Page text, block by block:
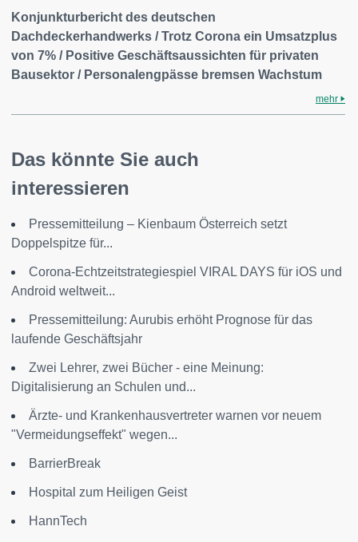
Konjunkturbericht des deutschen
Dachdeckerhandwerks / Trotz Corona ein Umsatzplus
von 7% / Positive Geschäftsaussichten für privaten
Bausektor / Personalengpässe bremsen Wachstum
mehr
Das könnte Sie auch
interessieren
Pressemitteilung – Kienbaum Österreich setzt
Doppelspitze für...
Corona-Echtzeitstrategiespiel VIRAL DAYS für iOS und
Android weltweit...
Pressemitteilung: Aurubis erhöht Prognose für das
laufende Geschäftsjahr
Zwei Lehrer, zwei Bücher - eine Meinung:
Digitalisierung an Schulen und...
Ärzte- und Krankenhausvertreter warnen vor neuem
"Vermeidungseffekt" wegen...
BarrierBreak
Hospital zum Heiligen Geist
HannTech